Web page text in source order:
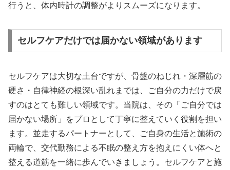
行うと、体内時計の調整がよりスムーズになります。
セルフケアだけでは届かない領域があります
セルフケアは大切な土台ですが、骨盤のねじれ・深層筋の
硬さ・自律神経の根深い乱れまでは、ご自分の力だけで戻
すのはとても難しい領域です。当院は、その「ご自分では
届かない場所」をプロとして丁寧に整えていく役割を担い
ます。並走するパートナーとして、ご自身の生活と施術の
両輪で、交代勤務による不眠の整え方を抱えにくい体へと
整える道筋を一緒に歩んでいきましょう。セルフケアと施